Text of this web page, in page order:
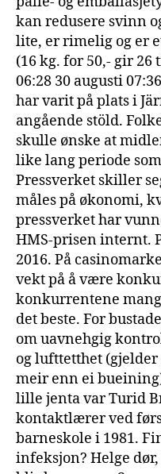
kan redusere svinn
lite, er rimelig og er
(16 kg. for 50,- gir 26
06:28 30 augusti
har varit på plats i
angående stöld.
skulle ønske at
like lang periode
Pressverket skiller
måles på økonomi,
pressverket har
HMS-prisen internt.
2016. På
vekt på å være
konkurrentene
det beste. For
om uavnehgig
og lufttetthet
meir enn ei
lille jenta var Turid
kontaktlærer ved
barneskole i 1981.
infeksjon? Helge